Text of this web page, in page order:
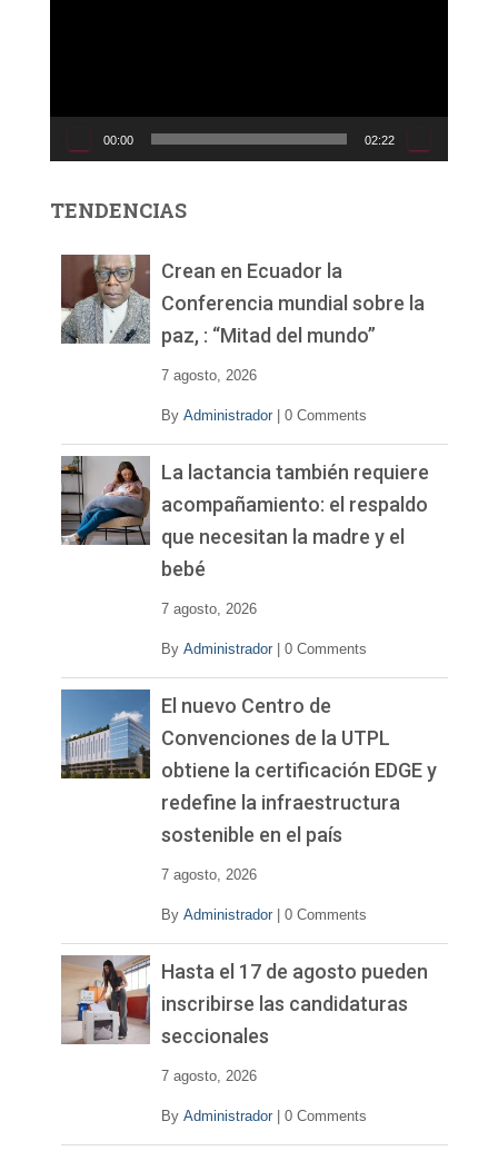
c
d
00:00 02:22
TENDENCIAS
Crean en Ecuador la
Conferencia mundial sobre la
paz, : “Mitad del mundo”
7 agosto, 2026
By Administrador 0 Comments
La lactancia también requiere
acompañamiento: el respaldo
que necesitan la madre y el
bebé
7 agosto, 2026
By Administrador 0 Comments
El nuevo Centro de
Convenciones de la UTPL
obtiene la certificación EDGE y
redefine la infraestructura
sostenible en el país
7 agosto, 2026
By Administrador 0 Comments
Hasta el 17 de agosto pueden
inscribirse las candidaturas
seccionales
7 agosto, 2026
By Administrador 0 Comments